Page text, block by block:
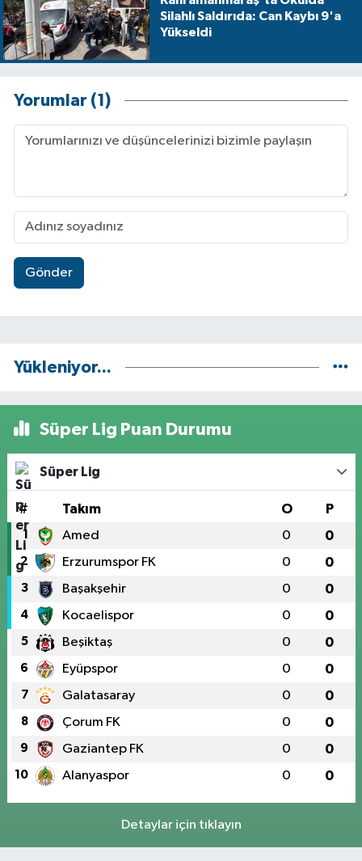
Silahlı Saldırıda: Can Kaybı 9'a
Yükseldi
Yorumlar (1)
Gönder
Yükleniyor...
Süper Lig Puan Durumu
Süper Lig
# Takım O P
1 Amed 0 0
2 Erzurumspor FK 0 0
3 Başakşehir 0 0
4 Kocaelispor 0 0
5 Beşiktaş 0 0
6 Eyüpspor 0 0
7 Galatasaray 0 0
8 Çorum FK 0 0
9 Gaziantep FK 0 0
10 Alanyaspor 0 0
Detaylar için tıklayın